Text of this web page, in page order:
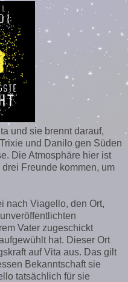
und sie brennt darauf,
und Danilo gen Süden
Die Atmosphäre hier ist
Freunde kommen, um
nach Viagello, den Ort,
Vater zugeschickt
hat. Dieser Ort
auf Vita aus. Das gilt
Bekanntschaft sie
tatsächlich für sie